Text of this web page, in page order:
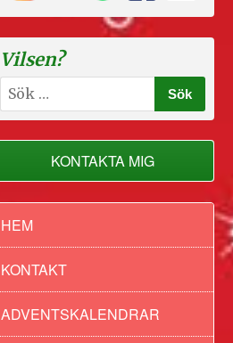
Vilsen?
Sök
efter:
KONTAKTA MIG
HEM
KONTAKT
ADVENTSKALENDRAR